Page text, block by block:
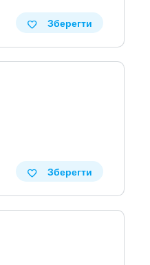
Зберегти
Зберегти